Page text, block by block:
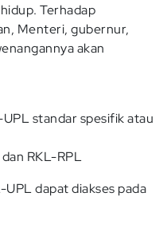
Terhadap
Menteri, gubernur,
akan
standar spesifik atau
RKL-RPL
dapat diakses pada